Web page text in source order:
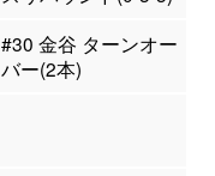
#30 金谷 ターンオー
バー(2本)